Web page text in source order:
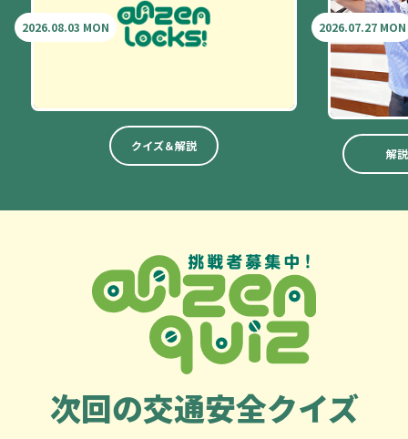
2026.08.03 MON
クイズ＆解説
2026.07.27 MON
解説
次回の交通安全クイズ